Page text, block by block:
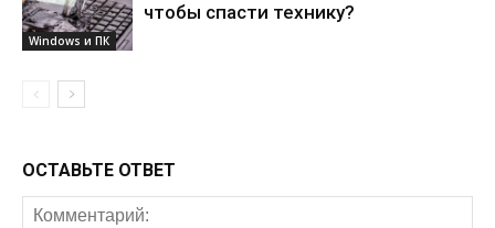
Windows и ПК
чтобы спасти технику?
ОСТАВЬТЕ ОТВЕТ